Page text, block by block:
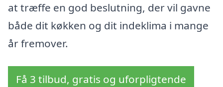
at træffe en god beslutning, der vil gavne
både dit køkken og dit indeklima i mange
år fremover.
Få 3 tilbud, gratis og uforpligtende